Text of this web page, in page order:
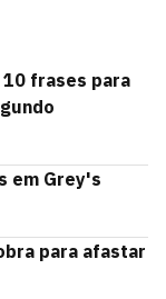
10 frases para
em Grey's
para afastar